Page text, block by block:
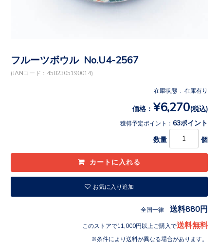
フルーツボウル No.U4-2567
(JANコード：4582305190014)
在庫状態 : 在庫有り
価格： ¥6,270(税込)
獲得予定ポイント： 63ポイント
数量 個
お気に入り追加
全国一律 送料880円
このストアで11,000円以上ご購入で送料無料
条件により送料が異なる場合があります。